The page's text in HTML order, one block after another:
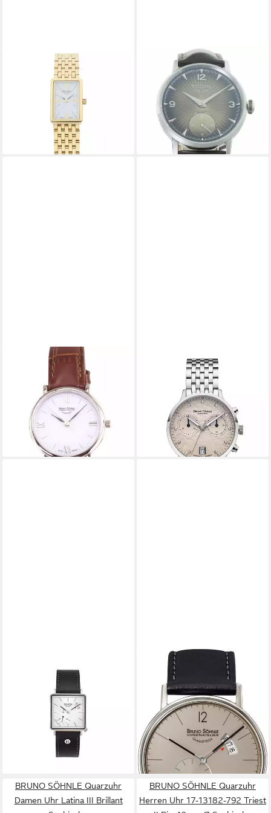
BRUNO SÖHNLE
Quarzuhr Bruno Söhnle
Damenarmbanduhr vergoldet
Edelstahl 17-33195-972, (1-
lieferbar - in 2-3 Werktagen bei dir
BRUNO SÖHNLE
Mechanische Uhr 17-11190-
261 Herren Uhr Stuttgart
1.449,00 €
UVP2.995,00 €
-52%
lieferbar - in 2-3 Werktagen bei dir
BRUNO SÖHNLE
Quarzuhr Damen Uhr 17-
13045-971 Nabucco 28 mm
ab 448,99 €
495,00 €
lieferbar - in 2-3 Werktagen bei dir
BRUNO SÖHNLE
Chronograph Damenuhr
Glashütte Bruno Söhnle
Bologna Chronograph
950,00 €
lieferbar - in 2-3 Werktagen bei dir
Quarzuhr Bruno Söhnle
Glashütte Herren Uhr 17-
13072-243 Rondo III Big, (1-
ab 574,99 € 595,00 €
lieferbar - in 2-3 Werktagen bei dir
BRUNO SÖHNLE
Quarzuhr Rondo Big
Herrenarmbanduhr
595,00 €
lieferbar - in 2-3 Werktagen bei dir
BRUNO SÖHNLE Quarzuhr
Damen Uhr Latina III Brillant
BRUNO SÖHNLE Quarzuhr
Herren Uhr 17-13182-792 Triest